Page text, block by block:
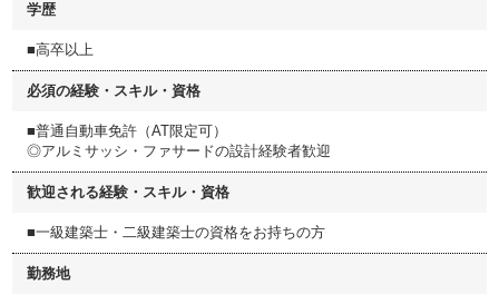
学歴
■高卒以上
必須の経験・スキル・資格
■普通自動車免許（AT限定可）
◎アルミサッシ・ファサードの設計経験者歓迎
歓迎される経験・スキル・資格
■一級建築士・二級建築士の資格をお持ちの⽅
勤務地